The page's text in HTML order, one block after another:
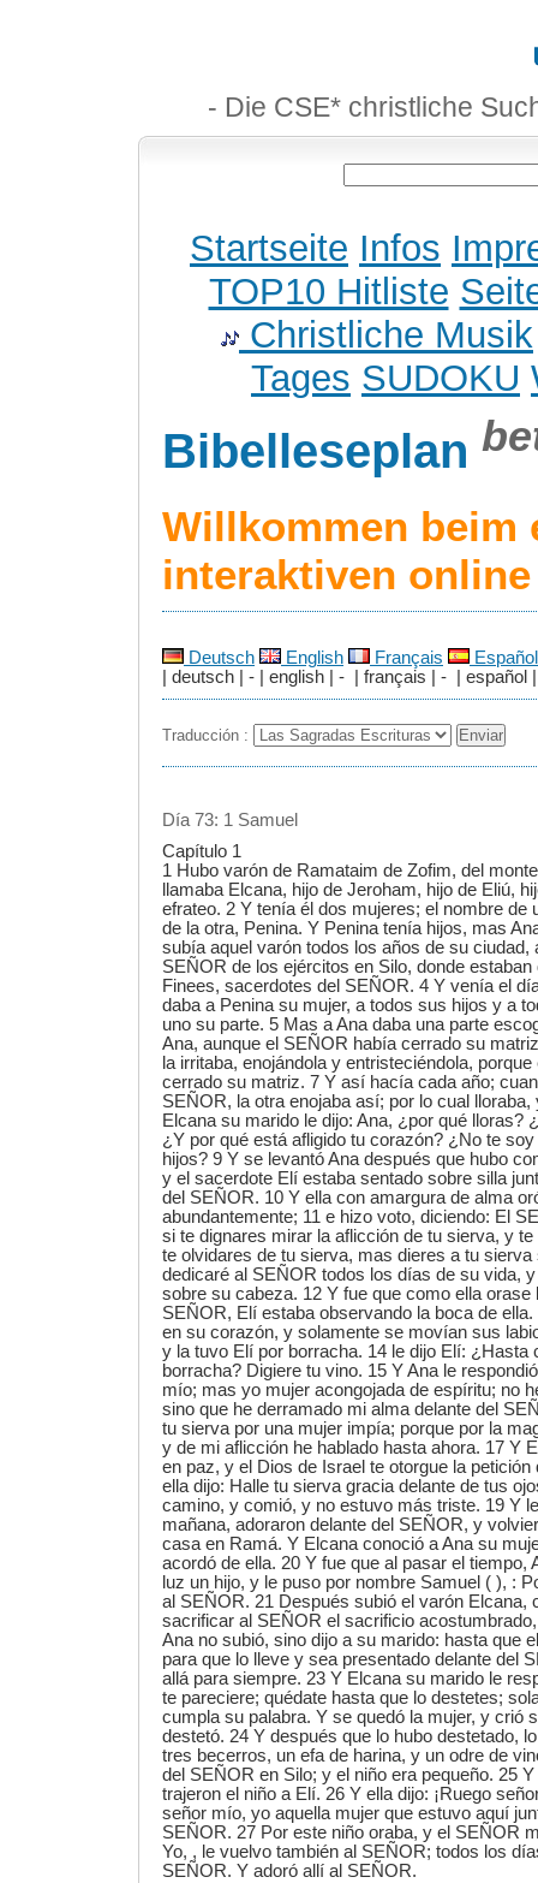
- Die CSE* christliche
Startseite Infos
TOP10 Hitliste
Christliche Musik
Tages SUDOKU
Bibelleseplan
Willkommen beim
interaktiven
Deutsch English Français
Español
| deutsch | - | english | - | français | - | español |
Traducción :
Día 73: 1 Samuel
Capítulo 1
1 Hubo varón de Ramataim de Zofim, del
llamaba Elcana, hijo de Jeroham, hijo de Eliú,
efrateo. 2 Y tenía él dos mujeres; el nombre de
de la otra, Penina. Y Penina tenía hijos, mas
subía aquel varón todos los años de su ciudad,
SEÑOR de los ejércitos en Silo, donde
Finees, sacerdotes del SEÑOR. 4 Y venía el
daba a Penina su mujer, a todos sus hijos y a
uno su parte. 5 Mas a Ana daba una parte
Ana, aunque el SEÑOR había cerrado su
la irritaba, enojándola y entristeciéndola,
cerrado su matriz. 7 Y así hacía cada año;
SEÑOR, la otra enojaba así; por lo cual
Elcana su marido le dijo: Ana, ¿por qué lloras?
¿Y por qué está afligido tu corazón? ¿No te
hijos? 9 Y se levantó Ana después que hubo
y el sacerdote Elí estaba sentado sobre silla
del SEÑOR. 10 Y ella con amargura de alma
abundantemente; 11 e hizo voto, diciendo: El
si te dignares mirar la aflicción de tu sierva, y
te olvidares de tu sierva, mas dieres a tu sierva
dedicaré al SEÑOR todos los días de su vida,
sobre su cabeza. 12 Y fue que como ella orase
SEÑOR, Elí estaba observando la boca de
en su corazón, y solamente se movían sus
y la tuvo Elí por borracha. 14 le dijo Elí: ¿Hasta
borracha? Digiere tu vino. 15 Y Ana le
mío; mas yo mujer acongojada de espíritu; no
sino que he derramado mi alma delante del
tu sierva por una mujer impía; porque por la
y de mi aflicción he hablado hasta ahora. 17 Y
en paz, y el Dios de Israel te otorgue la petición
ella dijo: Halle tu sierva gracia delante de tus
camino, y comió, y no estuvo más triste. 19 Y
mañana, adoraron delante del SEÑOR, y
casa en Ramá. Y Elcana conoció a Ana su
acordó de ella. 20 Y fue que al pasar el tiempo,
luz un hijo, y le puso por nombre Samuel ( ), :
al SEÑOR. 21 Después subió el varón Elcana,
sacrificar al SEÑOR el sacrificio
Ana no subió, sino dijo a su marido: hasta que
para que lo lleve y sea presentado delante del
allá para siempre. 23 Y Elcana su marido le
te pareciere; quédate hasta que lo destetes;
cumpla su palabra. Y se quedó la mujer, y crió
destetó. 24 Y después que lo hubo destetado,
tres becerros, un efa de harina, y un odre de
del SEÑOR en Silo; y el niño era pequeño. 25
trajeron el niño a Elí. 26 Y ella dijo: ¡Ruego
señor mío, yo aquella mujer que estuvo aquí
SEÑOR. 27 Por este niño oraba, y el SEÑOR
Yo, , le vuelvo también al SEÑOR; todos los
SEÑOR. Y adoró allí al SEÑOR.